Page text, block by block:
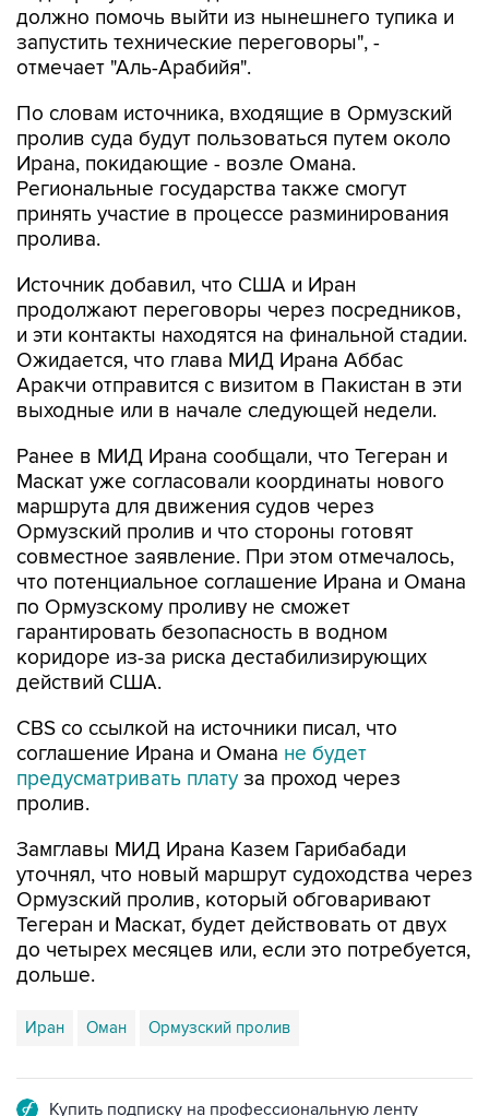
отмечает "Аль-Арабийя".
По словам источника, входящие в Ормузский
Ирана, покидающие - возле Омана.
Региональные государства также смогут
принять участие в процессе разминирования
пролива.
Источник добавил, что США и Иран
и эти контакты находятся на финальной стадии.
Ожидается, что глава МИД Ирана Аббас
Аракчи отправится с визитом в Пакистан в эти
выходные или в начале следующей недели.
Ранее в МИД Ирана сообщали, что Тегеран и
маршрута для движения судов через
Ормузский пролив и что стороны готовят
совместное заявление. При этом отмечалось,
что потенциальное соглашение Ирана и Омана
по Ормузскому проливу не сможет
гарантировать безопасность в водном
коридоре из-за риска дестабилизирующих
действий США.
CBS со ссылкой на источники писал, что
предусматривать платуза проход через
пролив.
Замглавы МИД Ирана Казем Гарибабади
Ормузский пролив, который обговаривают
Тегеран и Маскат, будет действовать от двух
до четырех месяцев или, если это потребуется,
дольше.
Иран Оман
Подписаться на рассылку главных новостей сайта